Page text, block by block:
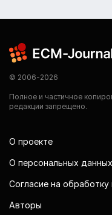
© 2006-2026
Полное и частичное
редакции запрещено.
О проекте
О персональных данных
Согласие на
Авторы